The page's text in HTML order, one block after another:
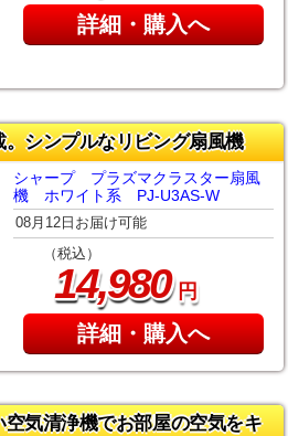
詳細・購入へ
シンプルなリビング扇風機
シャープ プラズマクラスター扇風
機 ホワイト系 PJ-U3AS-W
08月12日お届け可能
（税込）
14,980円
詳細・購入へ
気清浄機でお部屋の空気をキ